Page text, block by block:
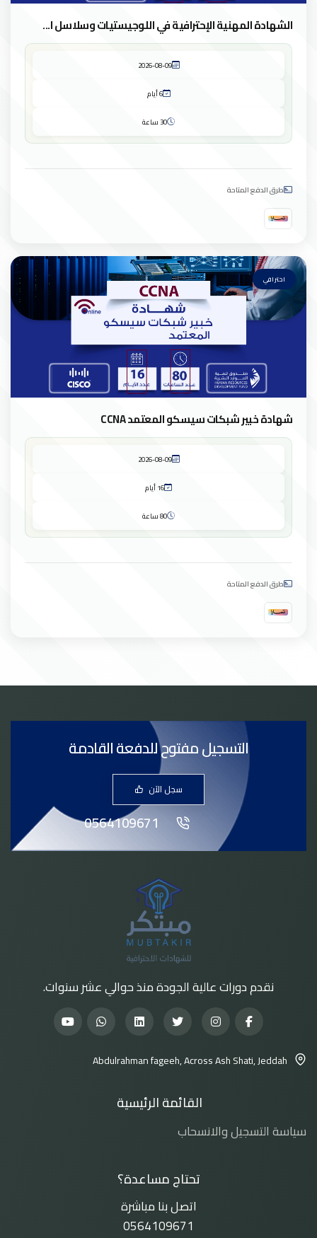
الشهادة المهنية الإحترافية في اللوجيستيات وسلاسل ا...
2026-08-09
6 أيام
30 ساعة
طرق الدفع المتاحة
احترافي
شهادة خبير شبكات سيسكو المعتمد CCNA
2026-08-09
16 أيام
80 ساعة
طرق الدفع المتاحة
التسجيل مفتوح للدفعة القادمة
سجل الآن
0564109671
نقدم دورات عالية الجودة منذ حوالي عشر سنوات.
Abdulrahman fageeh, Across Ash Shati, Jeddah
القائمة الرئيسية
سياسة التسجيل والانسحاب
تحتاج مساعدة؟
اتصل بنا مباشرة
0564109671